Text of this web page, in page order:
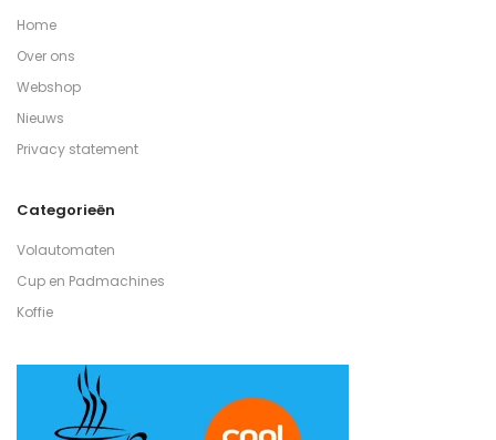
Home
Over ons
Webshop
Nieuws
Privacy statement
Categorieën
Volautomaten
Cup en Padmachines
Koffie